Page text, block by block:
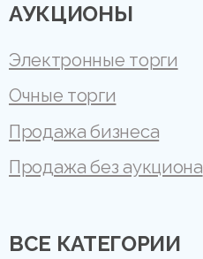
АУКЦИОНЫ
Электронные торги
Очные торги
Продажа бизнеса
Продажа без аукциона
ВСЕ КАТЕГОРИИ